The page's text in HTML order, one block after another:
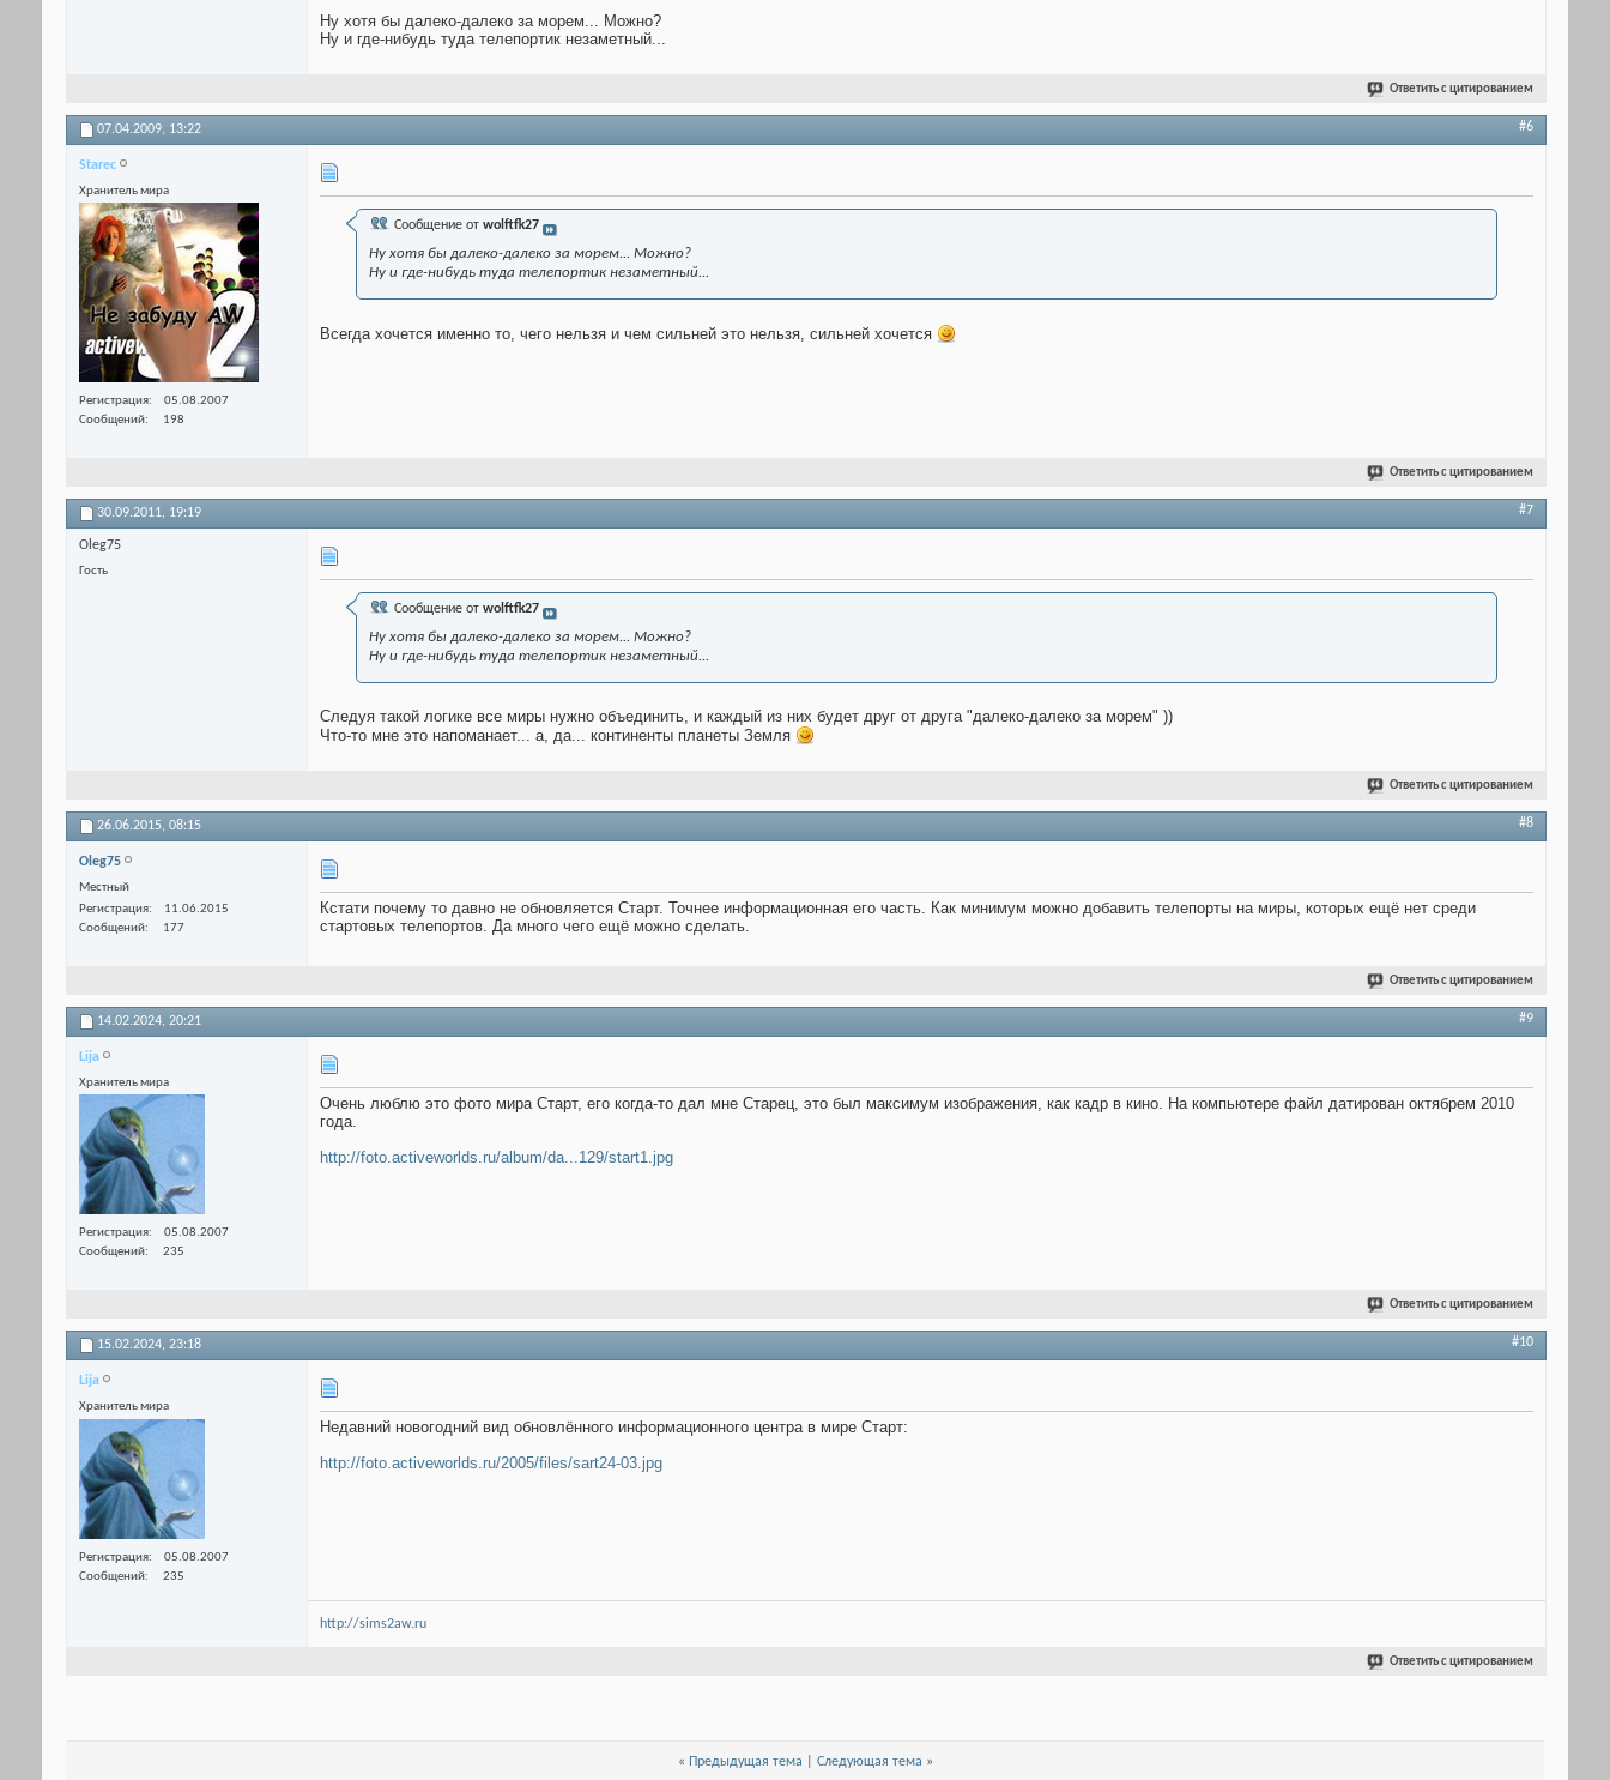
Ну хотя бы далеко-далеко за морем... Можно?
Ну и где-нибудь туда телепортик незаметный...
Ответить с цитированием
07.04.2009, 13:22 #6
Starec
Хранитель мира
Регистрация
05.08.2007
Сообщений
198
Сообщение от wolftfk27
Ну хотя бы далеко-далеко за морем... Можно?
Ну и где-нибудь туда телепортик незаметный...
Всегда хочется именно то, чего нельзя и чем сильней это нельзя, сильней хочется
Ответить с цитированием
30.09.2011, 19:19 #7
Oleg75
Гость
Сообщение от wolftfk27
Ну хотя бы далеко-далеко за морем... Можно?
Ну и где-нибудь туда телепортик незаметный...
Следуя такой логике все миры нужно объединить, и каждый из них будет друг от друга "далеко-далеко за морем" ))
Что-то мне это напоманает... а, да... континенты планеты Земля
Ответить с цитированием
26.06.2015, 08:15 #8
Оlеg75
Местный
Регистрация
11.06.2015
Сообщений
177
Кстати почему то давно не обновляется Старт. Точнее информационная его часть. Как минимум можно добавить телепорты на миры, которых ещё нет среди
стартовых телепортов. Да много чего ещё можно сделать.
Ответить с цитированием
14.02.2024, 20:21 #9
Lija
Хранитель мира
Регистрация
05.08.2007
Сообщений
235
Очень люблю это фото мира Старт, его когда-то дал мне Старец, это был максимум изображения, как кадр в кино. На компьютере файл датирован октябрем 2010
года.
http://foto.activeworlds.ru/album/da...129/start1.jpg
Ответить с цитированием
15.02.2024, 23:18 #10
Lija
Хранитель мира
Регистрация
05.08.2007
Сообщений
235
Недавний новогодний вид обновлённого информационного центра в мире Старт:
http://foto.activeworlds.ru/2005/files/sart24-03.jpg
http://sims2aw.ru
Ответить с цитированием
« Предыдущая тема Следующая тема »